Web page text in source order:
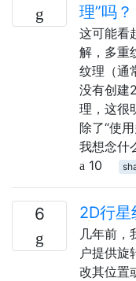
理”吗？
这可能看
解，多重
纹理（通
没有创建
理，这很
除了“使
我想念什
10
6 2D行
几年前，
户提供旋
改其位置